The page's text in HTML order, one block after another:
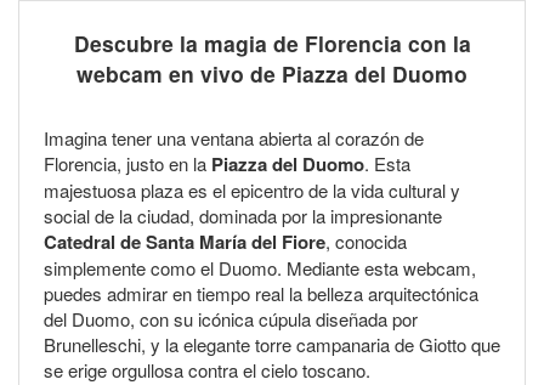
Descubre la magia de Florencia con la
webcam en vivo de Piazza del Duomo
Imagina tener una ventana abierta al corazón de
Florencia, justo en la Piazza del Duomo. Esta
majestuosa plaza es el epicentro de la vida cultural y
social de la ciudad, dominada por la impresionante
Catedral de Santa María del Fiore, conocida
simplemente como el Duomo. Mediante esta webcam,
puedes admirar en tiempo real la belleza arquitectónica
del Duomo, con su icónica cúpula diseñada por
Brunelleschi, y la elegante torre campanaria de Giotto que
se erige orgullosa contra el cielo toscano.